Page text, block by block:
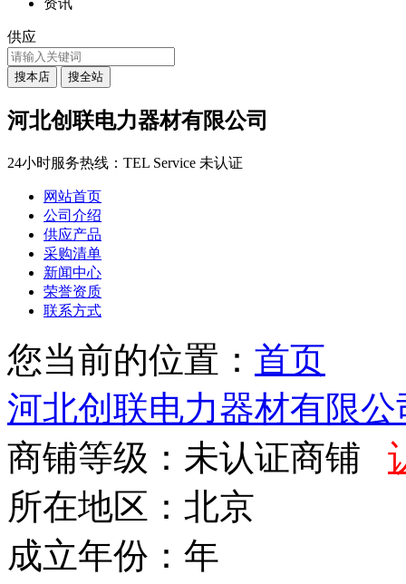
资讯
供应
河北创联电力器材有限公司
24小时服务热线： TEL Service 未认证
网站首页
公司介绍
供应产品
采购清单
新闻中心
荣誉资质
联系方式
您当前的位置： 首页
河北创联电力器材有限公
商铺等级：未认证商铺
所在地区：北京
成立年份：年